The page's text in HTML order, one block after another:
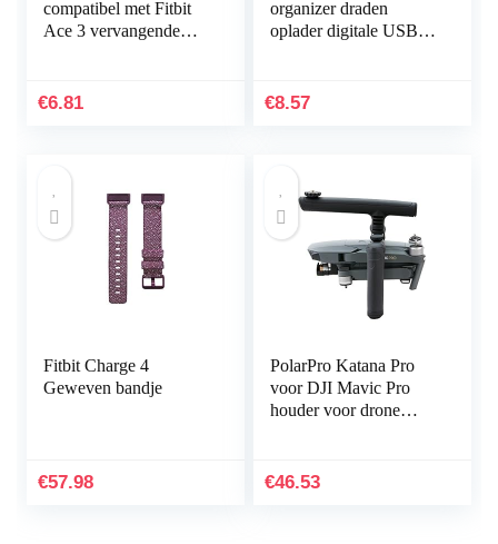
compatibel met Fitbit
Ace 3 vervangende
horlogearmband…
€6.81
organizer draden
oplader digitale USB
hoofdtelefoondoos
€8.57
Fitbit Charge 4
Geweven bandje
€57.98
PolarPro Katana Pro
voor DJI Mavic Pro
houder voor drone
€46.53